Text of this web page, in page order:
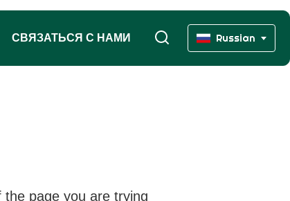
СВЯЗАТЬСЯ С НАМИ Russian
page you are trying